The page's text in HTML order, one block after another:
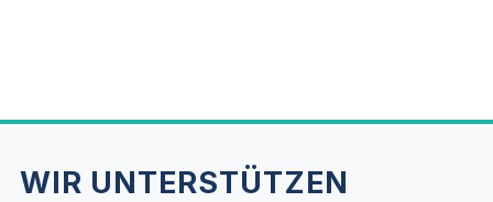
bekommst du das Bleaching praktisch als Bonus
WIR UNTERSTÜTZEN